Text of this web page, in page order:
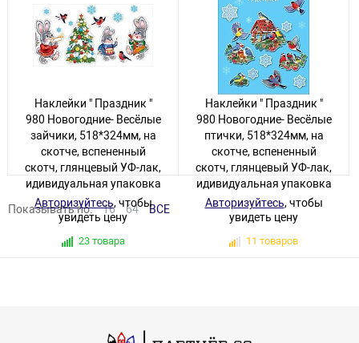
Наклейки " Праздник "
980 Новогодние- Весёлые
зайчики, 518*324мм, на
скотче, вспененный
скотч, глянцевый УФ-лак,
идивидуальная упаковка
Авторизуйтесь, чтобы
увидеть цену
23 товара
Наклейки " Праздник "
980 Новогодние- Весёлые
птички, 518*324мм, на
скотче, вспененный
скотч, глянцевый УФ-лак,
идивидуальная упаковка
Авторизуйтесь, чтобы
увидеть цену
11 товаров
Показывать по: 16 64 ВСЕ